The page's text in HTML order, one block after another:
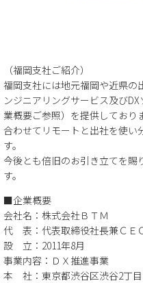
（福岡支社ご紹介）
福岡支社には地元福岡や近県の
ンジニアリングサービス及び
業概要ご参照）を提供しており
合わせてリモートと出社を使い
す。
今後とも倍旧のお引き立てを賜
す。
■企業概要
会社名：株式会社ＢＴＭ
代 表：代表取締役社長兼ＣＥ
設 立：2011年8月
事業内容：ＤＸ推進事業
本 社：東京都渋谷区渋谷2丁目